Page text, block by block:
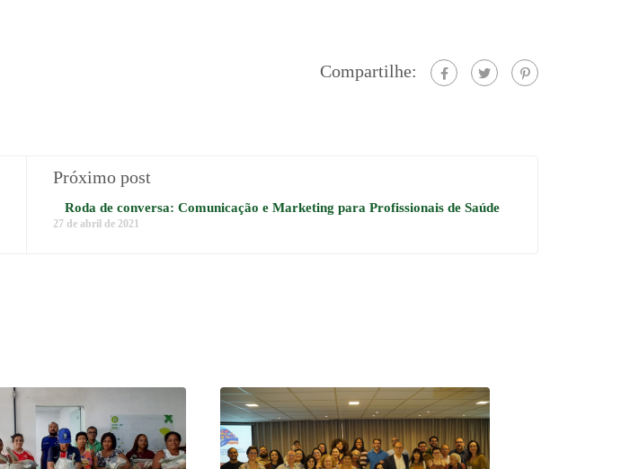
Compartilhe:
Próximo post
Roda de conversa: Comunicação e Marketing para Profissionais de Saúde
27 de abril de 2021